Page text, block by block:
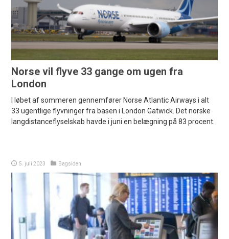
Norse vil flyve 33 gange om ugen fra
London
I løbet af sommeren gennemfører Norse Atlantic Airways i alt
33 ugentlige flyvninger fra basen i London Gatwick. Det norske
langdistanceflyselskab havde i juni en belægning på 83 procent.
5. juli 2023 Bagsiden